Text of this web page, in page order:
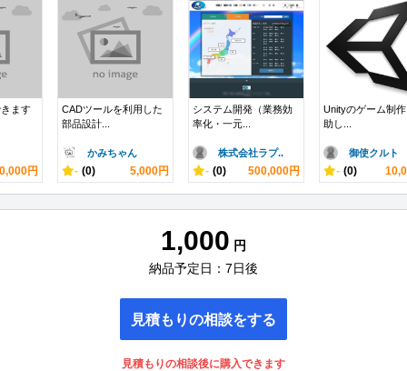
ます
円
CADツールを利用した
部品設計...
かみちゃん
- (0) 5,000円
システム開発（業務効
率化・一元...
株式会社ラプ..
- (0) 500,000円
Unityのゲーム制
助し...
御使クルト
- (0)
1,000 円
納品予定日：7日後
見積もりの相談をする
見積もりの相談後に購入できます